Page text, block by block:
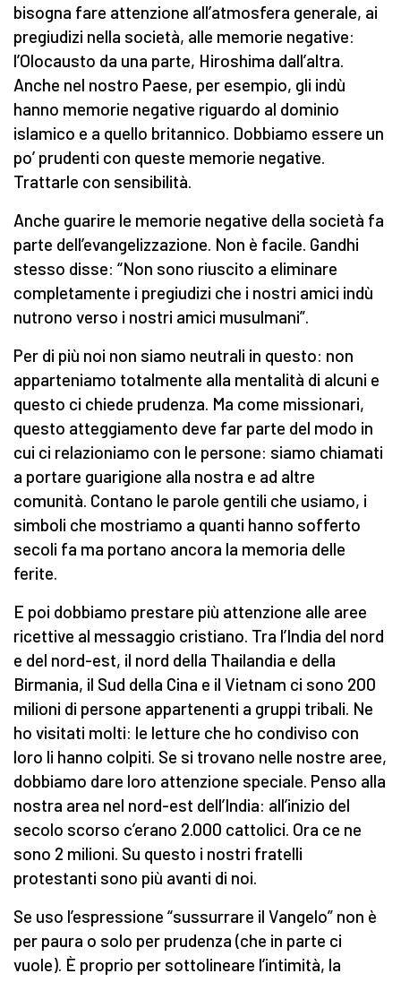
bisogna fare attenzione all’atmosfera generale, ai
pregiudizi nella società, alle memorie negative:
l’Olocausto da una parte, Hiroshima dall’altra.
Anche nel nostro Paese, per esempio, gli indù
hanno memorie negative riguardo al dominio
islamico e a quello britannico. Dobbiamo essere un
po’ prudenti con queste memorie negative.
Trattarle con sensibilità.
Anche guarire le memorie negative della società fa
parte dell’evangelizzazione. Non è facile. Gandhi
stesso disse: “Non sono riuscito a eliminare
completamente i pregiudizi che i nostri amici indù
nutrono verso i nostri amici musulmani”.
Per di più noi non siamo neutrali in questo: non
apparteniamo totalmente alla mentalità di alcuni e
questo ci chiede prudenza. Ma come missionari,
questo atteggiamento deve far parte del modo in
cui ci relazioniamo con le persone: siamo chiamati
a portare guarigione alla nostra e ad altre
comunità. Contano le parole gentili che usiamo, i
simboli che mostriamo a quanti hanno sofferto
secoli fa ma portano ancora la memoria delle
ferite.
E poi dobbiamo prestare più attenzione alle aree
ricettive al messaggio cristiano. Tra l’India del nord
e del nord-est, il nord della Thailandia e della
Birmania, il Sud della Cina e il Vietnam ci sono 200
milioni di persone appartenenti a gruppi tribali. Ne
ho visitati molti: le letture che ho condiviso con
loro li hanno colpiti. Se si trovano nelle nostre aree,
dobbiamo dare loro attenzione speciale. Penso alla
nostra area nel nord-est dell’India: all’inizio del
secolo scorso c’erano 2.000 cattolici. Ora ce ne
sono 2 milioni. Su questo i nostri fratelli
protestanti sono più avanti di noi.
Se uso l’espressione “sussurrare il Vangelo” non è
per paura o solo per prudenza (che in parte ci
vuole). È proprio per sottolineare l’intimità, la